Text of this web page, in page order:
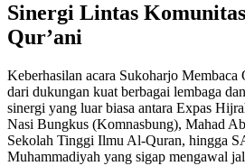
Sinergi Lintas
Qur’ani
Keberhasilan acara Sukoharjo
dari dukungan kuat berbagai lembaga
sinergi yang luar biasa antara Expas
Nasi Bungkus (Komnasbung), Mahad
Sekolah Tinggi Ilmu Al-Quran, hingga
Muhammadiyah yang sigap mengawal